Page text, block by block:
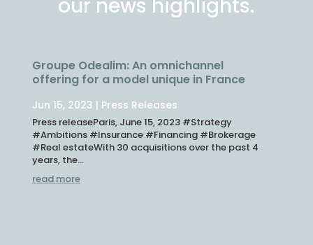
our news highlights.
Groupe Odealim: An omnichannel
offering for a model unique in France
Jun 15, 2023 | Press Releases
Press releaseParis, June 15, 2023 #Strategy
#Ambitions #Insurance #Financing #Brokerage
#Real estateWith 30 acquisitions over the past 4
years, the...
read more